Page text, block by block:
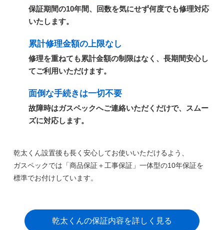
保証期間の10年間、回数を気にせず何度でも修理対応
いたします。
累計修理金額の上限なし
修理を重ねても累計金額の制限はなく、長期間安心し
てご利用いただけます。
面倒な手続きは一切不要
故障時はガスペックへご連絡いただくだけで、スムー
ズに対応します。
乾太くん設置後も長く安心してお使いいただけるよう、
ガスペックでは 「商品保証＋工事保証」一体型の10年保証を
標準でお付けしています。
乾太くんの保証内容を詳しく見る